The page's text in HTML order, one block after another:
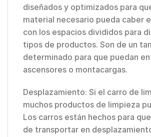
diseñados y optimizados para
material necesario pueda caber
con los espacios divididos para
tipos de productos. Son de un
determinado para que puedan
ascensores o montacargas.
Desplazamiento: Si el carro de
muchos productos de limpieza
Los carros están hechos para
de transportar en